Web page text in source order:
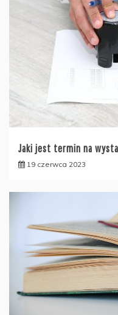
Jaki jest termin na
19 czerwca 2023